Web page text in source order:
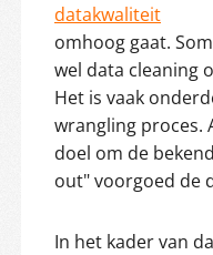
datakwaliteit
omhoog gaat.
wel data cleaning
Het is vaak
wrangling proces.
doel om de
out" voorgoed de
In het kader van